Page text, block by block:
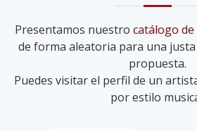
Presentamos nuestro catálogo
de forma aleatoria para una justa
propuesta.
Puedes visitar el perfil de un
por estilo